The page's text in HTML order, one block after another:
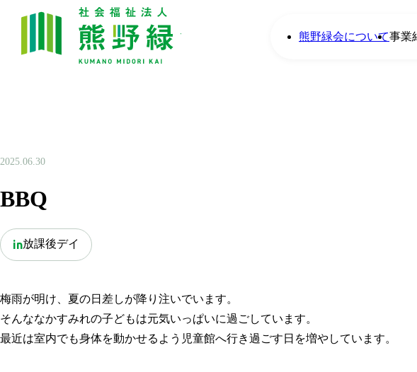
熊野緑会について事業
BBQ
2025.06.30
in放課後デイ
梅雨が明け、夏の日差しが降り注いでいます。
そんななかすみれの子どもは元気いっぱいに過ごしています。
最近は室内でも身体を動かせるよう児童館へ行き過ごす日を増やしています。